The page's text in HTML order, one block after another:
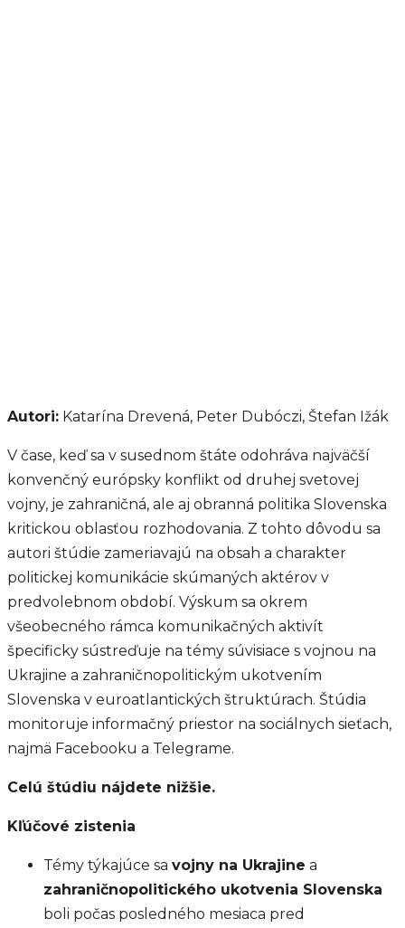
Autori: Katarína Drevená, Peter Dubóczi, Štefan Ižák
V čase, keď sa v susednom štáte odohráva najväčší
konvenčný európsky konflikt od druhej svetovej
vojny, je zahraničná, ale aj obranná politika Slovenska
kritickou oblasťou rozhodovania. Z tohto dôvodu sa
autori štúdie zameriavajú na obsah a charakter
politickej komunikácie skúmaných aktérov v
predvolebnom období. Výskum sa okrem
všeobecného rámca komunikačných aktivít
špecificky sústreďuje na témy súvisiace s vojnou na
Ukrajine a zahraničnopolitickým ukotvením
Slovenska v euroatlantických štruktúrach. Štúdia
monitoruje informačný priestor na sociálnych sieťach,
najmä Facebooku a Telegrame.
Celú štúdiu nájdete nižšie.
Kľúčové zistenia
Témy týkajúce sa vojny na Ukrajine a
zahraničnopolitického ukotvenia Slovenska
boli počas posledného mesiaca pred